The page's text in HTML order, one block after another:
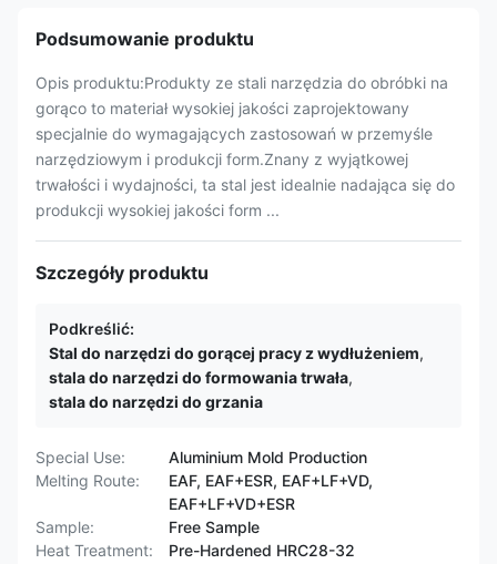
Podsumowanie produktu
Opis produktu:Produkty ze stali narzędzia do obróbki na
gorąco to materiał wysokiej jakości zaprojektowany
specjalnie do wymagających zastosowań w przemyśle
narzędziowym i produkcji form.Znany z wyjątkowej
trwałości i wydajności, ta stal jest idealnie nadająca się do
produkcji wysokiej jakości form ...
Szczegóły produktu
Podkreślić:
Stal do narzędzi do gorącej pracy z wydłużeniem,
stala do narzędzi do formowania trwała,
stala do narzędzi do grzania
Special Use:
Aluminium Mold Production
Melting Route:
EAF, EAF+ESR, EAF+LF+VD,
EAF+LF+VD+ESR
Sample:
Free Sample
Heat Treatment:
Pre-Hardened HRC28-32